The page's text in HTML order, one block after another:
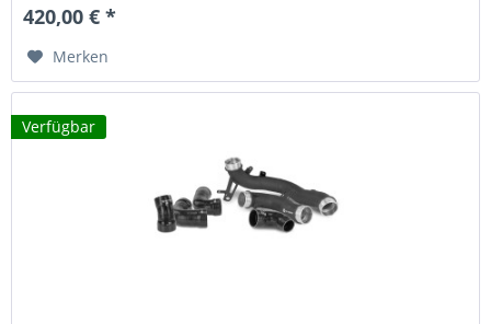
420,00 € *
Merken
Verfügbar